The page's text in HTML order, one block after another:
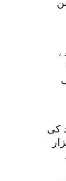
کی